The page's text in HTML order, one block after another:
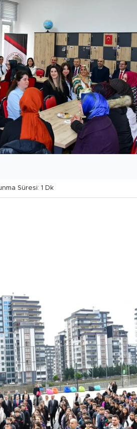
Süresi: 1 Dk